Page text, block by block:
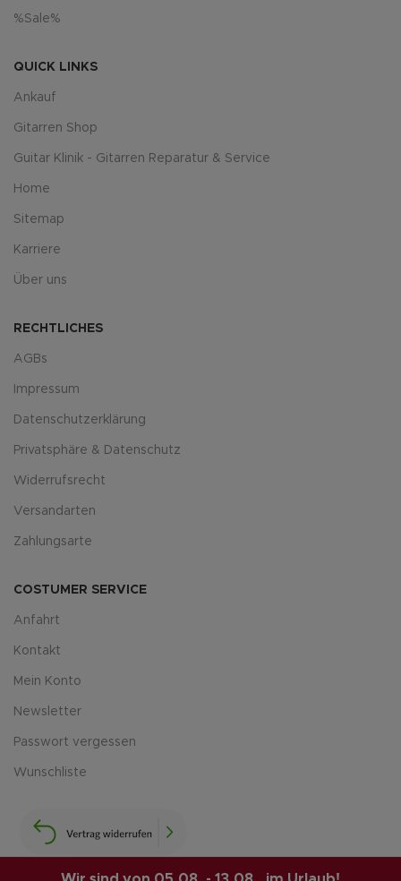
%Sale%
QUICK LINKS
Ankauf
Gitarren Shop
Guitar Klinik - Gitarren Reparatur & Service
Home
Sitemap
Karriere
Über uns
RECHTLICHES
AGBs
Impressum
Datenschutzerklärung
Privatsphäre & Datenschutz
Widerrufsrecht
Versandarten
Zahlungsarte
COSTUMER SERVICE
Anfahrt
Kontakt
Mein Konto
Newsletter
Passwort vergessen
Wunschliste